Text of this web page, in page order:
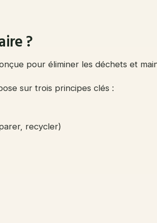
?
pour éliminer les déchets et
sur trois principes clés :
recycler)